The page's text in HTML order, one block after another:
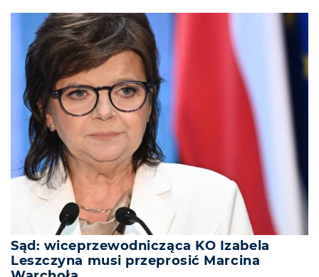
Sąd: wiceprzewodnicząca KO Izabela
Leszczyna musi przeprosić Marcina